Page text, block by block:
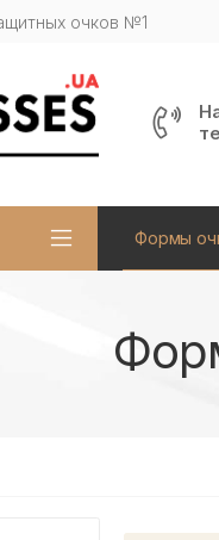
очков №1
Формы